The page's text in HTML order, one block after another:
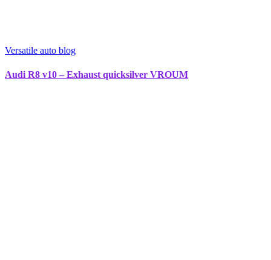
Versatile auto blog
Audi R8 v10 – Exhaust quicksilver VROUM